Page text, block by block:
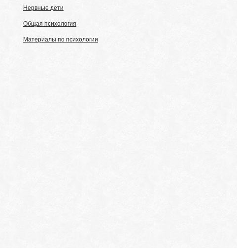
Нервные дети
Общая психология
Материалы по психологии